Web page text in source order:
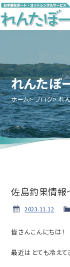
れんたぼ
ホーム ブログ れ
佐島釣果情報
2023.11.12
皆さんこんにちは！
最近はとても冷えて